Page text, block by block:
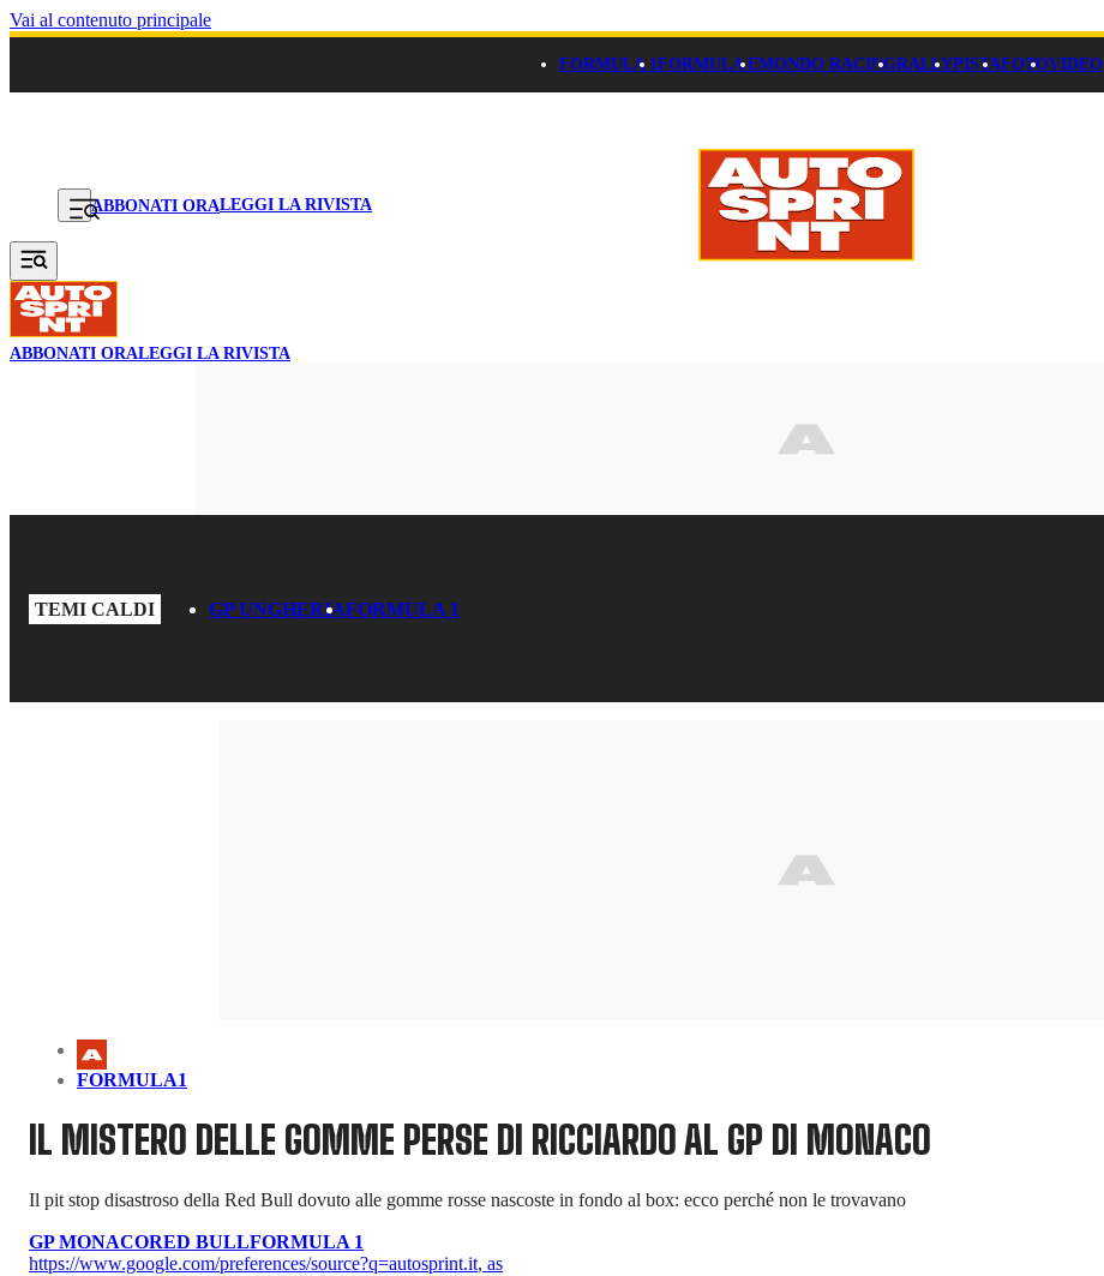
Vai al contenuto principale
FORMULA 1FORMULA EMONDO RACINGRALLYPISTAFOTOVIDEO
ABBONATI ORALEGGI LA RIVISTA
ABBONATI ORALEGGI LA RIVISTA
TEMI CALDI GP UNGHERIAFORMULA 1
FORMULA1
IL MISTERO DELLE GOMME PERSE DI RICCIARDO AL GP DI MONACO
Il pit stop disastroso della Red Bull dovuto alle gomme rosse nascoste in fondo al box: ecco perché non le trovavano
GP MONACORED BULLFORMULA 1
https://www.google.com/preferences/source?q=autosprint.it, as